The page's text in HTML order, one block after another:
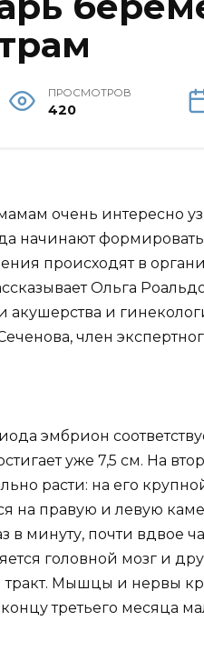
ПРОСМОТРОВ
420
очень интересно
начинают
происходят в
Ольга
акушерства и
член
эмбрион
уже 7,5 см. На
расти: на его
на правую и левую
в минуту, почти вдвое
головной мозг и
Мышцы и нервы
концу третьего месяца